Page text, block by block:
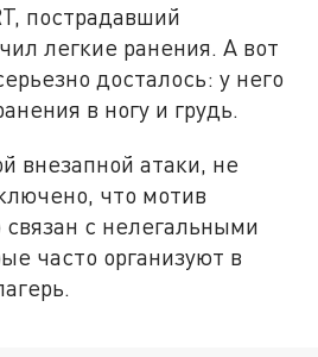
пострадавший
легкие ранения. А вот
досталось: у него
в ногу и грудь.
внезапной атаки, не
что мотив
связан с нелегальными
часто организуют в